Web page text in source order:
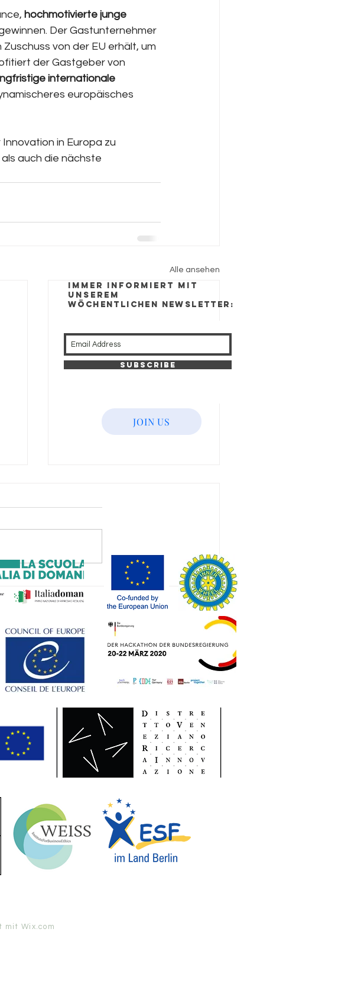
hochmotivierte junge
Der Gastunternehmer
von der EU erhält, um
der Gastgeber von
internationale
europäisches
in Europa zu
auch die nächste
Alle ansehen
Ich habe als
einziger
Besucher eine
Karte der
Biennale von
Venedig
gelesen
Immer Informiert mit
unserem
wöchentlichen newsletter:
Subscribe
JOIN US
mit Wix.com